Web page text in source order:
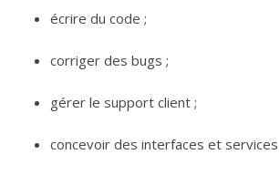
écrire du code ;
corriger des bugs ;
gérer le support client ;
concevoir des interfaces et